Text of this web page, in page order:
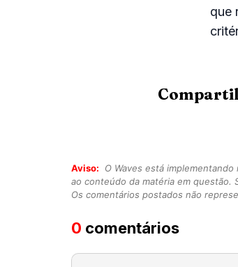
que
Aviso:
O Waves está
ao conteúdo da matéria em questão.
Os comentários postados não
0 comentários